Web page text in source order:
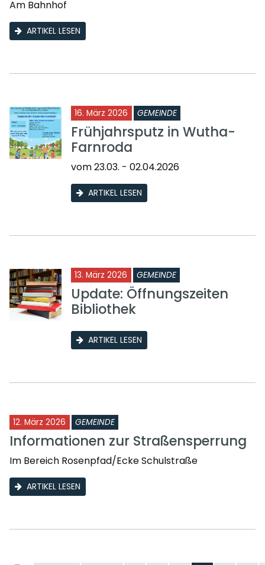
Am Bahnhof
ARTIKEL LESEN
16. März 2026 GEMEINDE
Frühjahrsputz in Wutha-
Farnroda
vom 23.03. - 02.04.2026
ARTIKEL LESEN
13. März 2026 GEMEINDE
Update: Öffnungszeiten
Bibliothek
ARTIKEL LESEN
12. März 2026 GEMEINDE
Informationen zur Straßensperrung
Im Bereich Rosenpfad/Ecke Schulstraße
ARTIKEL LESEN